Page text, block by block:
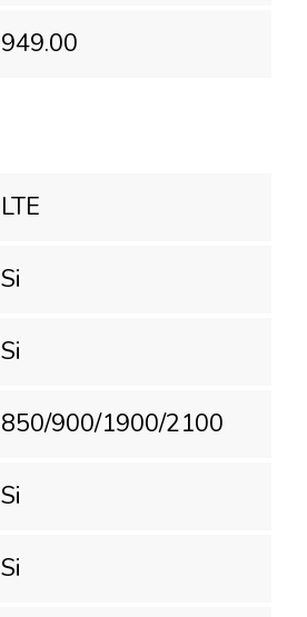
949.00
LTE
Si
Si
850/900/1900/2100
Si
Si